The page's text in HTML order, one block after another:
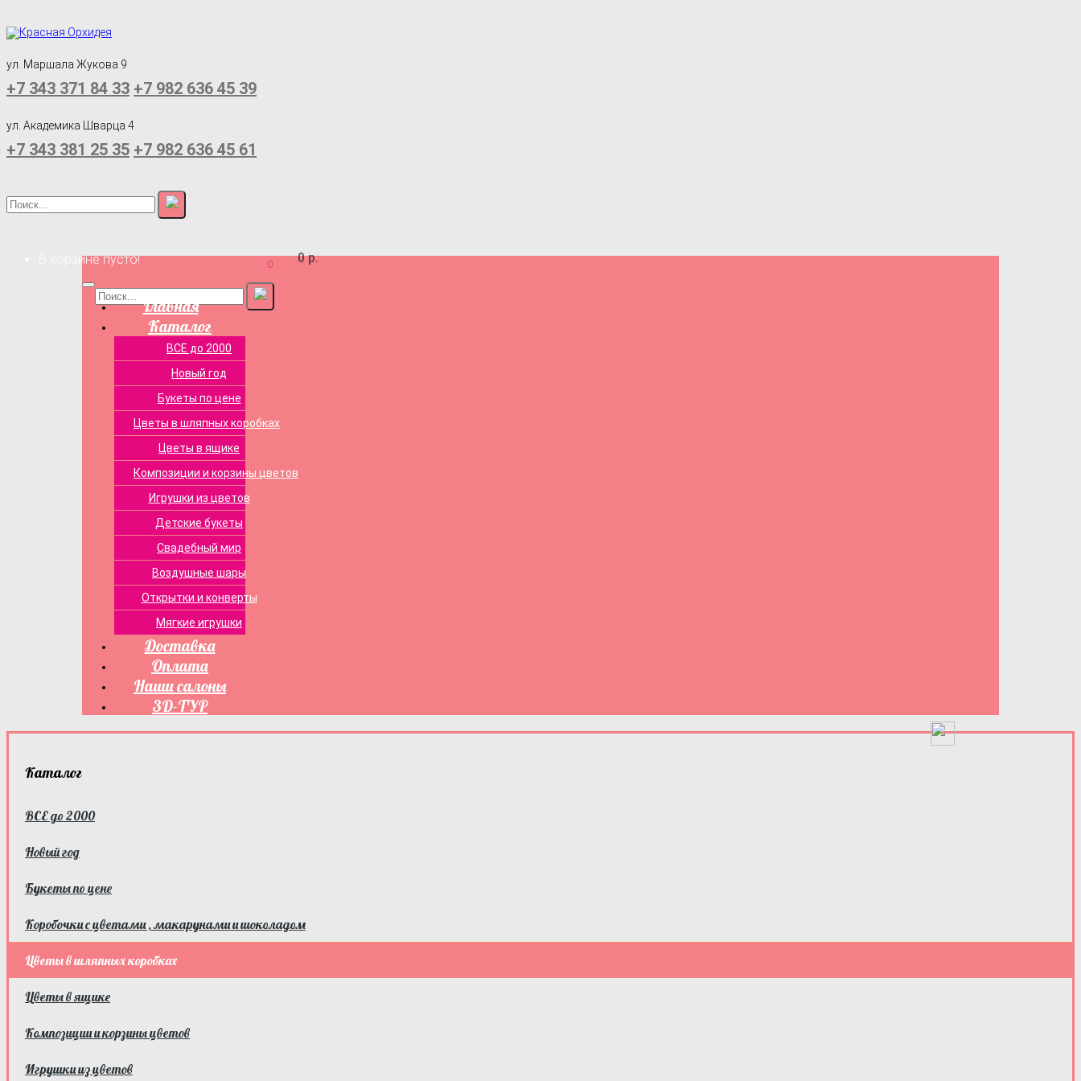
ул. Маршала Жукова 9
+7 343 371 84 33 +7 982 636 45 39
ул. Академика Шварца 4
+7 343 381 25 35 +7 982 636 45 61
0 0 р.
В корзине пусто!
Главная
Каталог
ВСЕ до 2000
Новый год
Букеты по цене
Цветы в шляпных коробках
Цветы в ящике
Композиции и корзины цветов
Игрушки из цветов
Детские букеты
Свадебный мир
Воздушные шары
Открытки и конверты
Мягкие игрушки
Доставка
Оплата
Наши салоны
3D-ТУР
Каталог
ВСЕ до 2000
Новый год
Букеты по цене
Коробочки с цветами , макарунами и шоколадом
Цветы в шляпных коробках
Цветы в ящике
Композиции и корзины цветов
Игрушки из цветов